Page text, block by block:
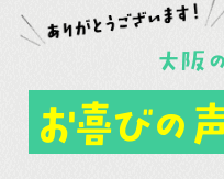
大阪 の
お喜びの